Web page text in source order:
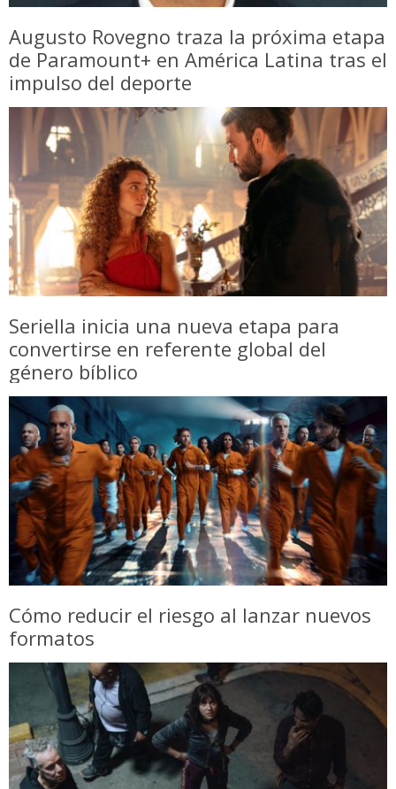
Augusto Rovegno traza la próxima etapa
de Paramount+ en América Latina tras el
impulso del deporte
Seriella inicia una nueva etapa para
convertirse en referente global del
género bíblico
Cómo reducir el riesgo al lanzar nuevos
formatos